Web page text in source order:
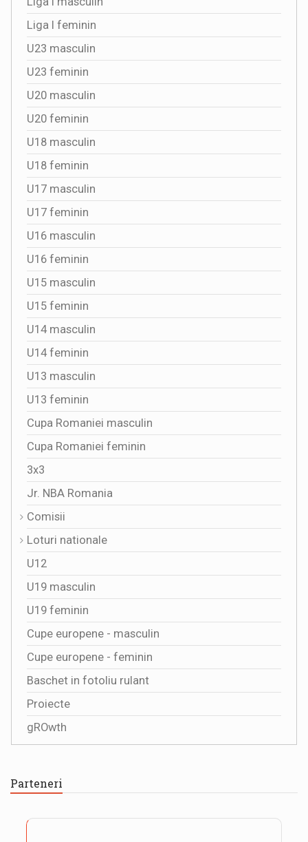
Liga I feminin
U23 masculin
U23 feminin
U20 masculin
U20 feminin
U18 masculin
U18 feminin
U17 masculin
U17 feminin
U16 masculin
U16 feminin
U15 masculin
U15 feminin
U14 masculin
U14 feminin
U13 masculin
U13 feminin
Cupa Romaniei masculin
Cupa Romaniei feminin
3x3
Jr. NBA Romania
Comisii
Loturi nationale
U12
U19 masculin
U19 feminin
Cupe europene - masculin
Cupe europene - feminin
Baschet in fotoliu rulant
Proiecte
gROwth
Parteneri